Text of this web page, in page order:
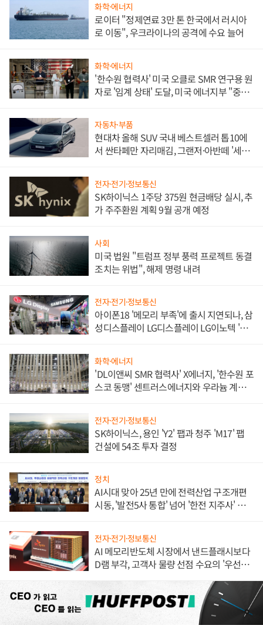
화학·에너지
로이터 "정제연료 3만 톤 한국에서 러시아
로 이동", 우크라이나의 공격에 수요 늘어
화학·에너지
'한수원 협력사' 미국 오클로 SMR 연구용 원
자로 '임계 상태' 도달, 미국 에너지부 "중요
자동차·부품
현대차 올해 SUV 국내 베스트셀러 톱10에
서 싼타페만 자리매김, 그랜저·아반떼 '세단
전자·전기·정보통신
SK하이닉스 1주당 375원 현금배당 실시, 추
가 주주환원 계획 9월 공개 예정
사회
미국 법원 "트럼프 정부 풍력 프로젝트 동결
조치는 위법", 해제 명령 내려
전자·전기·정보통신
아이폰18 '메모리 부족'에 출시 지연되나, 삼
성디스플레이 LG디스플레이 LG이노텍 '탈
화학·에너지
'DL이앤씨 SMR 협력사' X에너지, '한수원 포
스코 동맹' 센트러스에너지와 우라늄 계약
전자·전기·정보통신
SK하이닉스, 용인 'Y2' 팹과 청주 'M17' 팹
건설에 54조 투자 결정
정치
AI시대 맞아 25년 만에 전력산업 구조개편
시동, '발전5사 통합' 넘어 '한전 지주사' 재편
전자·전기·정보통신
AI 메모리반도체 시장에서 낸드플래시보다
D램 부각, 고객사 물량 선점 수요의 '우선순